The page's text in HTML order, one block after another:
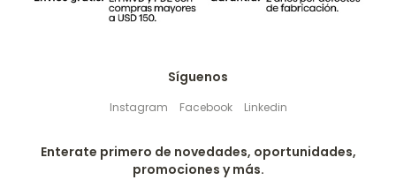
Síguenos
Instagram Facebook Linkedin
Enterate primero de novedades, oportunidades,
promociones y más.